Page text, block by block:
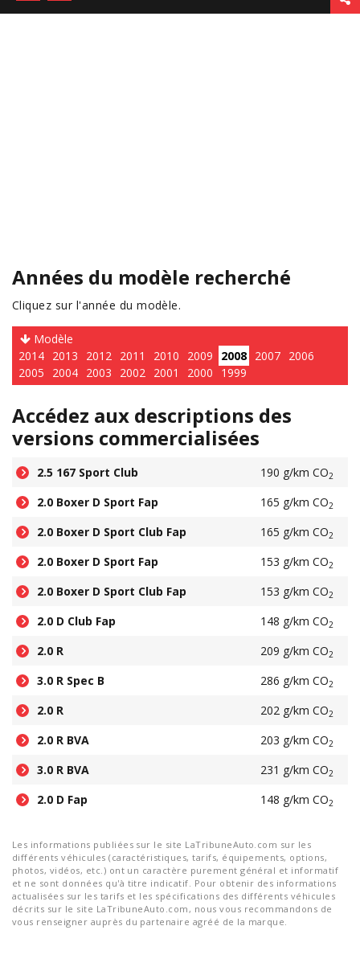
Années du modèle recherché
Cliquez sur l'année du modèle.
Modèle
2014 2013 2012 2011 2010 2009 2008 2007 2006
2005
2004 2003 2002 2001 2000 1999
Accédez aux descriptions des
versions commercialisées
2.5 167 Sport Club 190 g/km CO2
2.0 Boxer D Sport Fap 165 g/km CO2
2.0 Boxer D Sport Club Fap 165 g/km CO2
2.0 Boxer D Sport Fap 153 g/km CO2
2.0 Boxer D Sport Club Fap 153 g/km CO2
2.0 D Club Fap 148 g/km CO2
2.0 R 209 g/km CO2
3.0 R Spec B 286 g/km CO2
2.0 R 202 g/km CO2
2.0 R BVA 203 g/km CO2
3.0 R BVA 231 g/km CO2
2.0 D Fap 148 g/km CO2
Les informations publiées sur le site LaTribuneAuto.com sur les
différents véhicules (caractéristiques, tarifs, équipements, options,
photos, vidéos, etc.) ont un caractère purement général et informatif
et ne sont données qu'à titre indicatif. Pour obtenir des informations
actualisées sur les tarifs et les spécifications des différents véhicules
décrits sur le site LaTribuneAuto.com, nous vous recommandons de
vous renseigner auprès du partenaire agréé de la marque.